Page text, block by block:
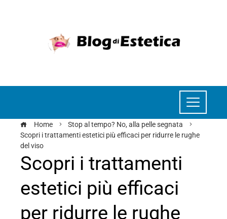
Home
Stop al tempo? No, alla pelle segnata
Scopri i trattamenti estetici più efficaci per ridurre le rughe
del viso
Scopri i trattamenti
estetici più efficaci
per ridurre le rughe